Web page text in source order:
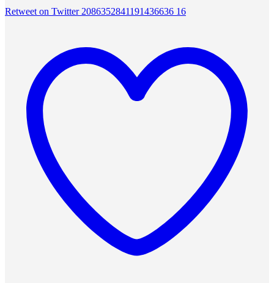
Retweet on Twitter 2086352841191436636 16